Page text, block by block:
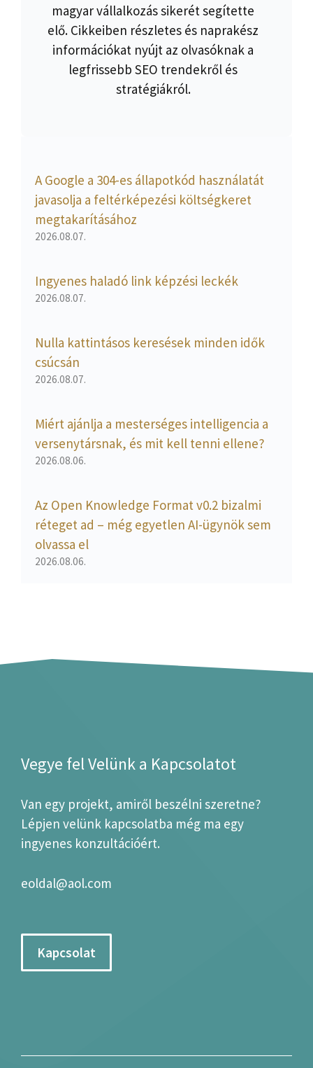
magyar vállalkozás sikerét segítette
elő. Cikkeiben részletes és naprakész
információkat nyújt az olvasóknak a
legfrissebb SEO trendekről és
stratégiákról.
A Google a 304-es állapotkód használatát
javasolja a feltérképezési költségkeret
megtakarításához
2026.08.07.
Ingyenes haladó link képzési leckék
2026.08.07.
Nulla kattintásos keresések minden idők
csúcsán
2026.08.07.
Miért ajánlja a mesterséges intelligencia a
versenytársnak, és mit kell tenni ellene?
2026.08.06.
Az Open Knowledge Format v0.2 bizalmi
réteget ad – még egyetlen AI-ügynök sem
olvassa el
2026.08.06.
Vegye fel Velünk a Kapcsolatot
Van egy projekt, amiről beszélni szeretne?
Lépjen velünk kapcsolatba még ma egy
ingyenes konzultációért.
eoldal@aol.com
Kapcsolat